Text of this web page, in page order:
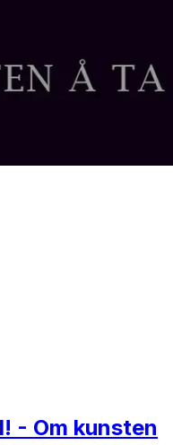
- Om kunsten